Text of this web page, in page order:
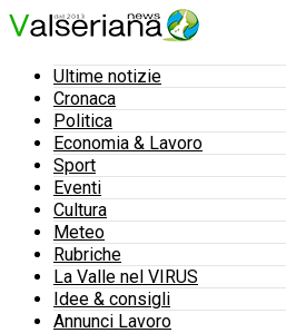
Ultime notizie
Cronaca
Politica
Economia & Lavoro
Sport
Eventi
Cultura
Meteo
Rubriche
La Valle nel VIRUS
Idee & consigli
Annunci Lavoro